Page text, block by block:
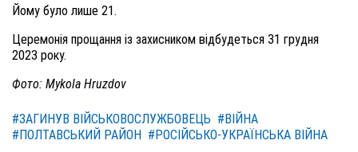
Йому було лише 21.
Церемонія прощання із захисником відбудеться 31 грудня
2023 року.
Фото: Mykola Hruzdov
#ЗАГИНУВ ВІЙСЬКОВОСЛУЖБОВЕЦЬ #ВІЙНА
#ПОЛТАВСЬКИЙ РАЙОН #РОСІЙСЬКО-УКРАЇНСЬКА ВІЙНА